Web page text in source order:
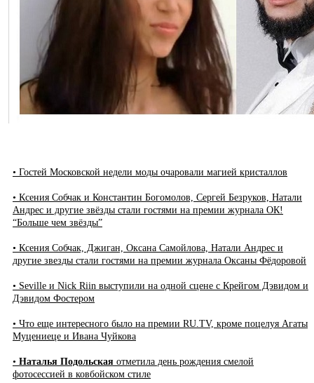
• Гостей Московской недели моды очаровали магией кристаллов
• Ксения Собчак и Константин Богомолов, Сергей Безруков, Натали
Андрес и другие звёзды стали гостями на премии журнала ОК!
“Больше чем звёзды”
• Ксения Собчак, Джиган, Оксана Самойлова, Натали Андрес и
другие звезды стали гостями на премии журнала Оксаны Фёдоровой
• Seville и Nick Riin выступили на одной сцене с Крейгом Дэвидом и
Дэвидом Фостером
• Что еще интересного было на премии RU.TV, кроме поцелуя Агаты
Муцениеце и Ивана Чуйкова
• Наталья Подольская отметила день рождения смелой
фотосессией в ковбойском стиле